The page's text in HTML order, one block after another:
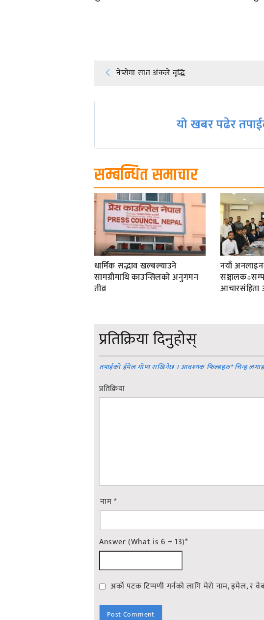
Post
navigation
नेप्सेमा सात अंकले वृद्धि
यो खबर पढेर
सम्बन्धित समाचार
धार्मिक सद्भाव खल्बल्याउने
सामग्रीमाथि काउन्सिलको अनुगमन
तीव्र
नयाँ
प्रतिक्रिया दिनुहोस्
तपाईको ईमेल गोप्य राखिनेछ । आवश्यक फिल्डहरु*चिन्ह
प्रतिक्रिया
नाम*
Answer (What is 6 + 13)*
अर्को पटक टिप्पणी गर्नको लागि मेरो नाम, इमेल, र